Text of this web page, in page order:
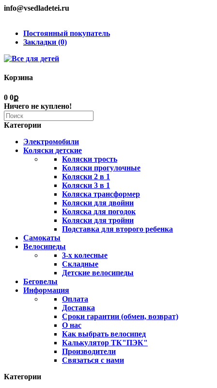
info@vsedladetei.ru
Постоянный покупатель
Закладки (0)
Корзина
0 0ք
Ничего не куплено!
Категории
Электромобили
Коляски детские
Коляски трость
Коляски прогулочные
Коляски 2 в 1
Коляски 3 в 1
Коляска трансформер
Коляски для двойни
Коляска для погодок
Коляски для тройни
Подставка для второго ребенка
Самокаты
Велосипеды
3-х колесные
Складные
Детские велосипеды
Беговелы
Информация
Оплата
Доставка
Сроки гарантии (обмен, возврат)
О нас
Как выбрать велосипед
Калькулятор ТК"ПЭК"
Производители
Связаться с нами
Категории